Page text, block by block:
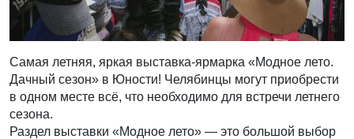
Самая летняя, яркая выставка-ярмарка «Модное лето.
Дачный сезон» в Юности! Челябинцы могут приобрести
в одном месте всё, что необходимо для встречи летнего
сезона.
Раздел выставки «Модное лето» — это большой выбор